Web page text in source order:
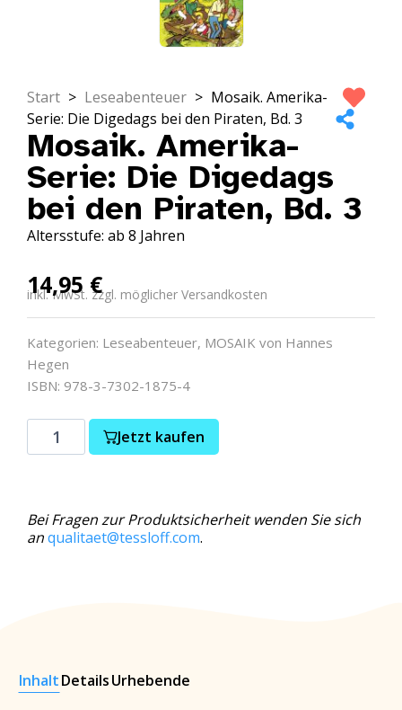
Start > Leseabenteuer > Mosaik. Amerika-
Serie: Die Digedags bei den Piraten, Bd. 3
Mosaik. Amerika-
Serie: Die Digedags
bei den Piraten, Bd. 3
Altersstufe: ab 8 Jahren
14,95 €
inkl. MwSt. zzgl. möglicher Versandkosten
Kategorien: Leseabenteuer, MOSAIK von Hannes
Hegen
ISBN: 978-3-7302-1875-4
Jetzt kaufen
Bei Fragen zur Produktsicherheit wenden Sie sich
anqualitaet@tessloff.com.
InhaltDetailsUrhebende